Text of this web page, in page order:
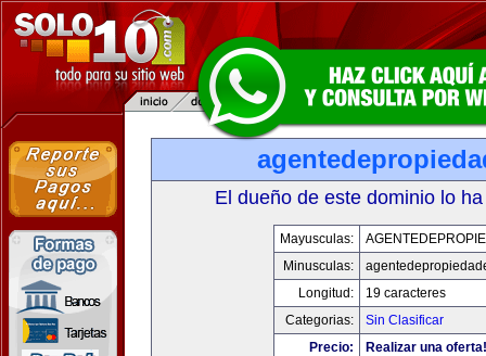
El dueño de este dominio lo
Mayusculas:
Minusculas:
Longitud:
19 caracteres
Categorias:
Sin Clasificar
Precio:
Realizar una oferta!